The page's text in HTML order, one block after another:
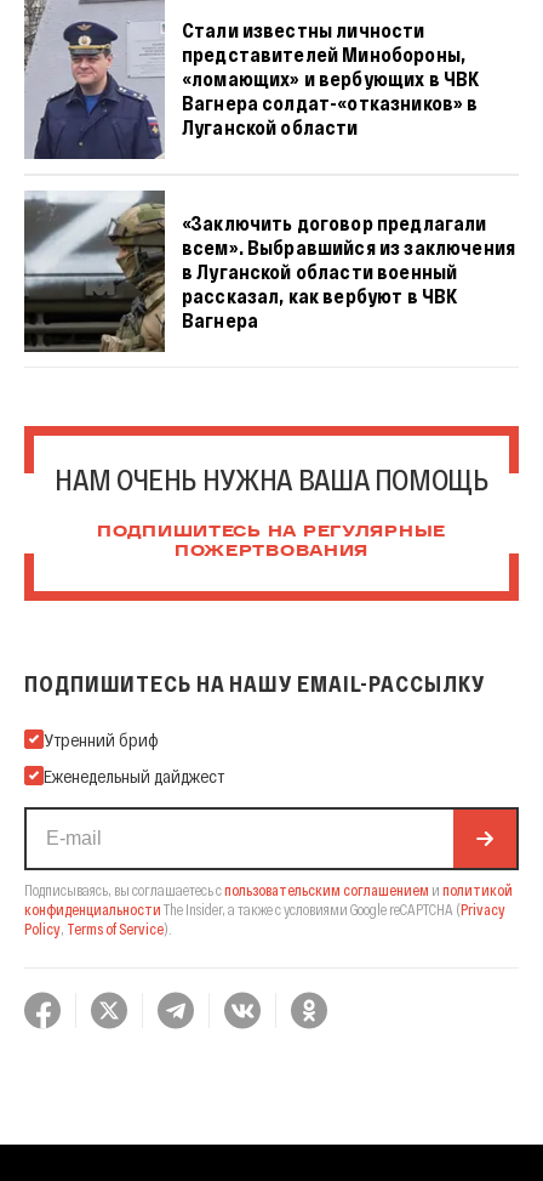
Стали известны личности
представителей Минобороны,
«ломающих» и вербующих в ЧВК
Вагнера солдат-«отказников» в
Луганской области
«Заключить договор предлагали
всем». Выбравшийся из заключения
в Луганской области военный
рассказал, как вербуют в ЧВК
Вагнера
НАМ ОЧЕНЬ НУЖНА ВАША ПОМОЩЬ
ПОДПИШИТЕСЬ НА РЕГУЛЯРНЫЕ
ПОЖЕРТВОВАНИЯ
ПОДПИШИТЕСЬ НА НАШУ EMAIL-РАССЫЛКУ
Подпишитесь на нашу Email-рассылку
Утренний бриф
Еженедельный дайджест
Подписываясь, вы соглашаетесь спользовательским соглашением и политикой
конфиденциальности The Insider, а также с условиями Google reCAPTCHA (Privacy
Policy, Terms of Service).